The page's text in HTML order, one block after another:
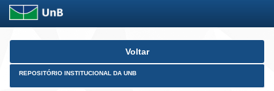
Skip
Voltar
REPOSITÓRIO INSTITUCIONAL DA UNB